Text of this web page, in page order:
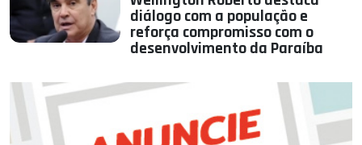
diálogo com a população e
reforça compromisso com o
desenvolvimento da Paraíba